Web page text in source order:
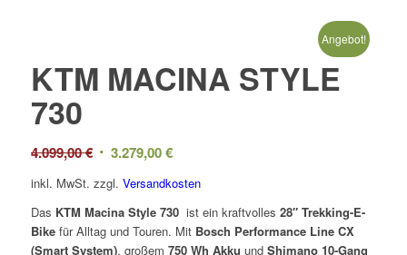
Angebot!
KTM MACINA STYLE
730
4.099,00€ Ursprünglicher
war:
4.099,00 €
3.279,00€Aktueller
3.279,00 €.
inkl. MwSt. zzgl. Versandkosten
Das KTM Macina Style 730 ist ein kraftvolles 28″ Trekking-E-
Bikefür Alltag und Touren. Mit Bosch Performance Line CX
(Smart System), großem 750 Wh Akku und Shimano 10-Gang